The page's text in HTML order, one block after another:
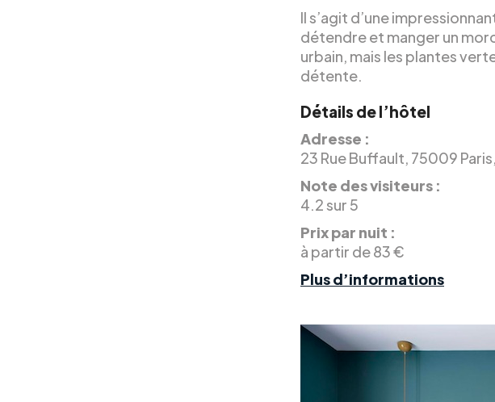
Il s’agit d’une
détendre et manger un
urbain, mais les plantes
détente.
Détails de l’hôtel
Adresse :
23 Rue Buffault, 75009
Note des visiteurs :
4.2 sur 5
Prix par nuit :
à partir de 83 €
Plus d’informations